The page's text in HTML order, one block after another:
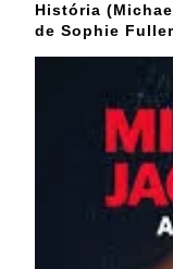
História
de Sophie